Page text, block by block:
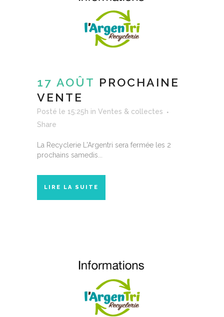
17 AOÛT PROCHAINE
VENTE
Posté le 15:25h in Ventes & collectes
Share
La Recyclerie L'Argentri sera fermée les 2
prochains samedis...
LIRE LA SUITE